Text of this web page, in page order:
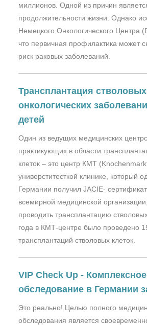
миллионов. Одной из причин
продолжительности жизни. Однако
Немецкого Онкологического Центра
что первичная профилактика может
риск раковых заболеваний.
Трансплантация
онкологических
детей
Один из ведущих медицинских
практикующих в области
клеток – это центр КМТ
универститесткой клинике, который
Германии получил JACIE-
всемирной медицинской
проводить трансплантацию
года в КМТ-центре было проведено
трансплантаций стволовых клеток.
VIP Check Up - Комплексное
обследование в Германии
Это реально! Целью полного
обследования является